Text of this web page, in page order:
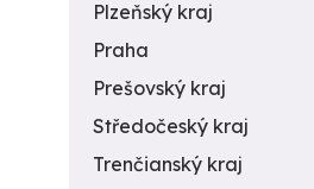
Plzeňský kraj
Praha
Prešovský kraj
Středočeský kraj
Trenčianský kraj